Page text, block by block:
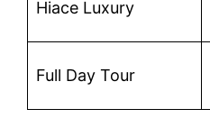
Hiace Luxury
Full Day Tour